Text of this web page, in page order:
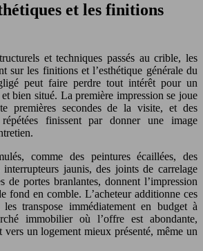
et les finitions
et techniques passés au crible, les
sur les finitions et l’esthétique générale du
peut faire perdre tout intérêt pour un
bien situé. La première impression se joue
premières secondes de la visite, et des
finissent par donner une image
comme des peintures écaillées, des
jaunis, des joints de carrelage
de portes branlantes, donnent l’impression
fond en comble. L’acheteur additionne ces
transpose immédiatement en budget à
immobilier où l’offre est abondante,
vers un logement mieux présenté, même un